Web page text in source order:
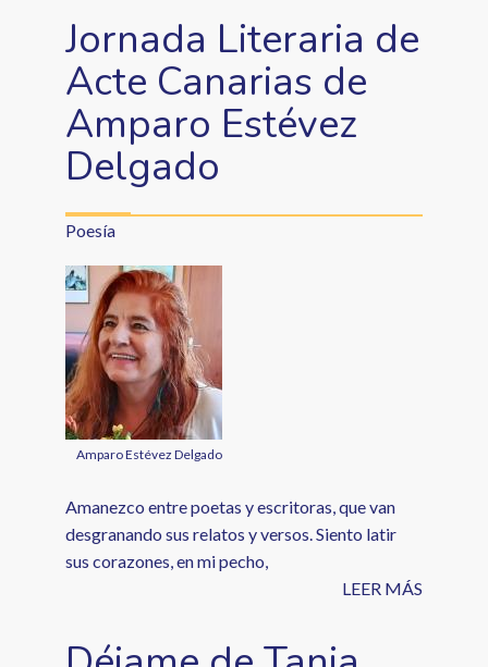
Jornada Literaria de
Acte Canarias de
Amparo Estévez
Delgado
Poesía
Amparo Estévez Delgado
Amanezco entre poetas y escritoras, que van
desgranando sus relatos y versos. Siento latir
sus corazones, en mi pecho,
LEER MÁS